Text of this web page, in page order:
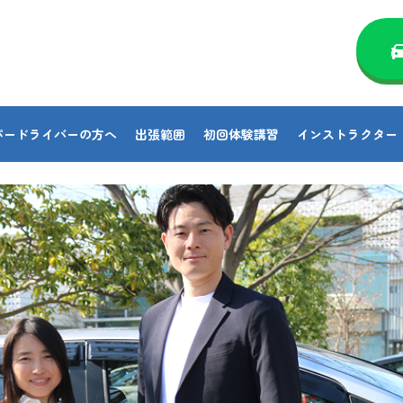
ドライバーの方へ 出張範囲 初回体験講習 インストラクター